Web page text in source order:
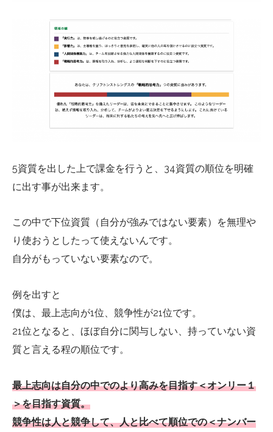
5資質を出した上で課金を行うと、34資質の順位を明確
に出す事が出来ます。
この中で下位資質（自分が強みではない要素）を無理や
り使おうとしたって使えないんです。
自分がもっていない要素なので。
例を出すと
僕は、最上志向が1位、競争性が21位です。
21位となると、ほぼ自分に関与しない、持っていない資
質と言える程の順位です。
最上志向は自分の中でのより高みを目指す＜オンリー１
＞を目指す資質。
競争性は人と競争して、人と比べて順位での＜ナンバー